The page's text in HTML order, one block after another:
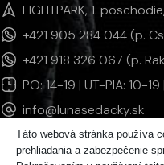
LIGHTPARK, 1.
+421 905 284 044 (p.
+421 918 326 067 (p.
PO: 14-19 | UT-PIA: 10-
info@lunasedacky.sk
Táto webová stránka používa
prehliadania a zabezpečenie